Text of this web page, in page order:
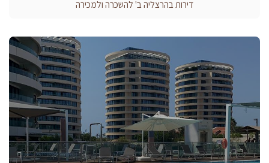
דירות בהרצליה ב' להשכרה ולמכירה